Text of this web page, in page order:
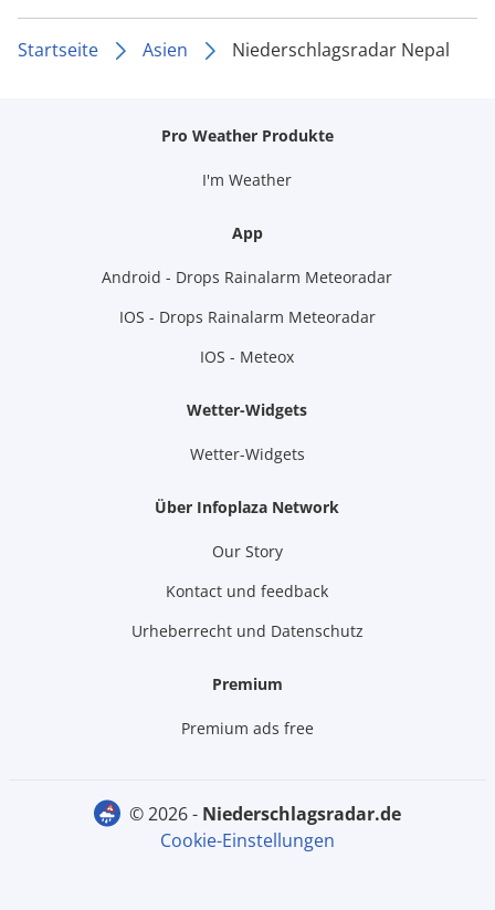
Startseite Asien Niederschlagsradar Nepal
Pro Weather Produkte
I'm Weather
App
Android - Drops Rainalarm Meteoradar
IOS - Drops Rainalarm Meteoradar
IOS - Meteox
Wetter-Widgets
Wetter-Widgets
Über Infoplaza Network
Our Story
Kontact und feedback
Urheberrecht und Datenschutz
Premium
Premium ads free
© 2026 -
niederschlagsradar.de
Cookie-Einstellungen